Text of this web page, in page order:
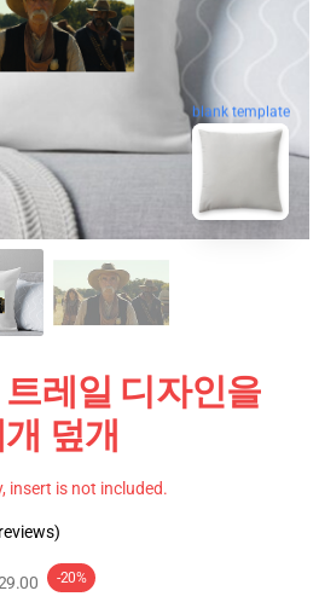
blank template
레일 디자인을
덮개
insert is not included.
-20%